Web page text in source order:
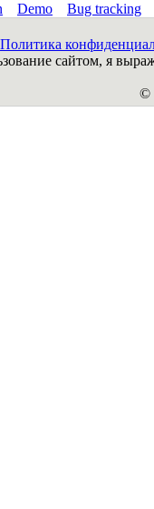
Demo Bug tracking
Политика
сайтом, я
©